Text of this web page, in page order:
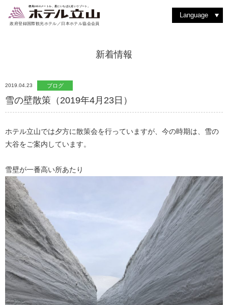
標高2450メートル、星にいちばん近いリゾート。
政府登録国際観光ホテル／日本ホテル協会会員
Language
新着情報
2019.04.23 ブログ
雪の壁散策（2019年4月23日）
ホテル立山では夕方に散策会を行っていますが、今の時期は、雪の
大谷をご案内しています。
雪壁が一番高い所あたり